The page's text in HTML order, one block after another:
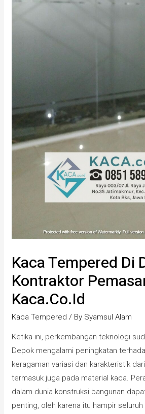
Kaca Tempered Di
Kontraktor
Kaca.co.id
Kaca Tempered / By Syamsul Alam
Ketika ini, perkembangan teknologi
Depok mengalami peningkatan
keragaman variasi dan karakteristik
termasuk juga pada material kaca.
dalam dunia konstruksi bangunan
penting, oleh karena itu hampir